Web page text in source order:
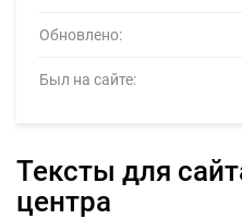
Обновлено:
Был на сайте:
Тексты для сайта медицинского
центра